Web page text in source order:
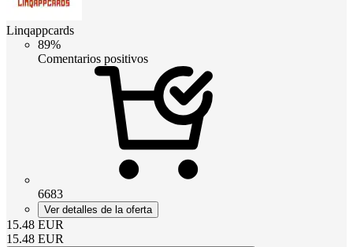
Linqappcards
89%
Comentarios positivos
6683
Ver detalles de la oferta
15.48 EUR
15.48 EUR